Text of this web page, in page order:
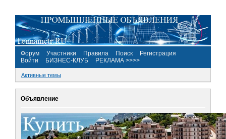
Форум Участники Правила Поиск
Регистрация
Войти
БИЗНЕС-КЛУБ РЕКЛАМА >>>>
Активные темы
Объявление